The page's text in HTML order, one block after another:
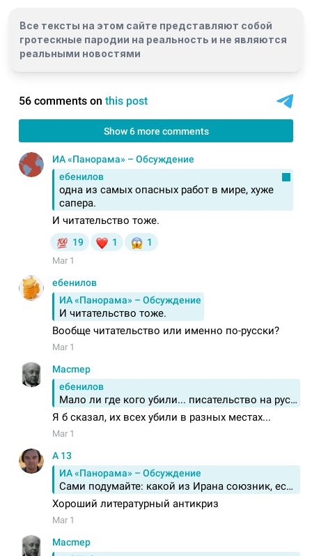
Все тексты на этом сайте представляют собой
гротескные пародии на реальность и не являются
реальными новостями